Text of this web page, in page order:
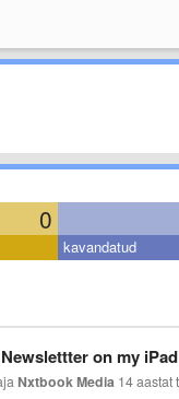
0
kavandatud
on my iPad
Nxtbook Media 14 aastat